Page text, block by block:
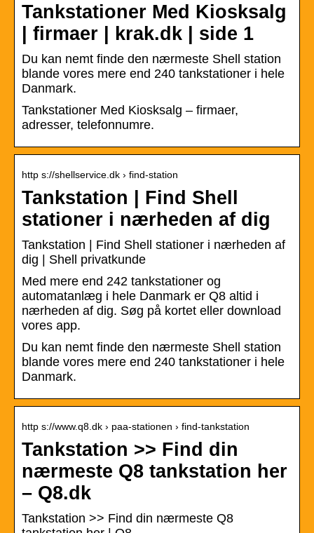
Tankstationer Med Kiosksalg
| firmaer | krak.dk | side 1
Du kan nemt finde den nærmeste Shell station
blande vores mere end 240 tankstationer i hele
Danmark.
Tankstationer Med Kiosksalg – firmaer,
adresser, telefonnumre.
http s://shellservice.dk › find-station
Tankstation | Find Shell
stationer i nærheden af dig
Tankstation | Find Shell stationer i nærheden af
dig | Shell privatkunde
Med mere end 242 tankstationer og
automatanlæg i hele Danmark er Q8 altid i
nærheden af dig. Søg på kortet eller download
vores app.
Du kan nemt finde den nærmeste Shell station
blande vores mere end 240 tankstationer i hele
Danmark.
http s://www.q8.dk › paa-stationen › find-tankstation
Tankstation >> Find din
nærmeste Q8 tankstation her
– Q8.dk
Tankstation >> Find din nærmeste Q8